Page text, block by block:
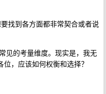
找到各方面都非常契合或者说
见的考量维度。现实是，我无
，应该如何权衡和选择？